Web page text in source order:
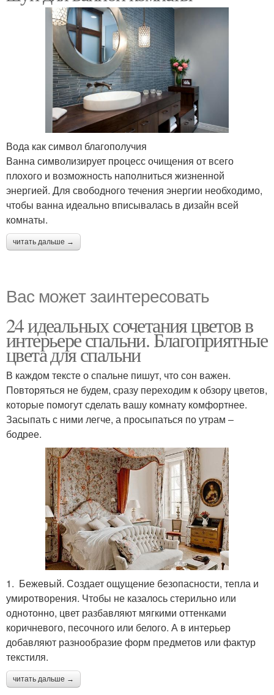
Вода как символ благополучия
Ванна символизирует процесс очищения от всего
плохого и возможность наполниться жизненной
энергией. Для свободного течения энергии необходимо,
чтобы ванна идеально вписывалась в дизайн всей
комнаты.
читать дальше →
Вас может заинтересовать
24 идеальных сочетания цветов в
интерьере спальни. Благоприятные
цвета для спальни
В каждом тексте о спальне пишут, что сон важен.
Повторяться не будем, сразу переходим к обзору цветов,
которые помогут сделать вашу комнату комфортнее.
Засыпать с ними легче, а просыпаться по утрам ‒
бодрее.
1. Бежевый. Создает ощущение безопасности, тепла и
умиротворения. Чтобы не казалось стерильно или
однотонно, цвет разбавляют мягкими оттенками
коричневого, песочного или белого. А в интерьер
добавляют разнообразие форм предметов или фактур
текстиля.
читать дальше →